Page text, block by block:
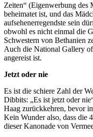
Zeiten“ (Eigenwerbung des
beheimatet ist, und das
aufsehenerregendste sein
obwohl es nicht einmal die
Schwestern von Bethanien
Auch die National Gallery
angereist ist.
Jetzt oder nie
Es ist die schiere Zahl der
Dibbits: „Es ist jetzt oder
Haag zurückkehren, bevor
Kein Wunder also, dass die
dieser Kanonade von